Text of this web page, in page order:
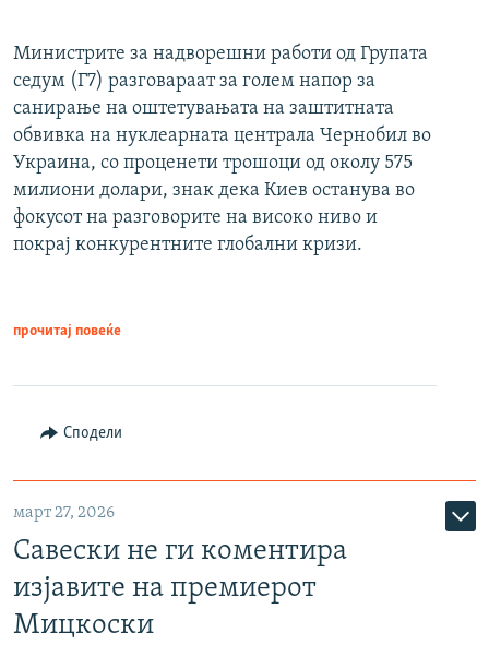
Министрите за надворешни работи од Групата
седум (Г7) разговараат за голем напор за
санирање на оштетувањата на заштитната
обвивка на нуклеарната централа Чернобил во
Украина, со проценети трошоци од околу 575
милиони долари, знак дека Киев останува во
фокусот на разговорите на високо ниво и
покрај конкурентните глобални кризи.
прочитај повеќе
Сподели
март 27, 2026
Савески не ги коментира
изјавите на премиерот
Мицкоски